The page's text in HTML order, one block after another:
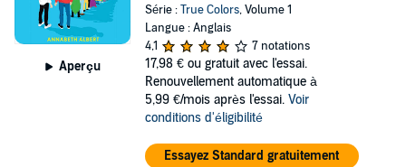
Aperçu
Série :True Colors, Volume 1
Langue : Anglais
4,1
7 notations
17,98 € ou gratuit avec l'essai.
Renouvellement automatique à
5,99 €/mois après l'essai. Voir
conditions d'éligibilité
Essayez Standard gratuitement